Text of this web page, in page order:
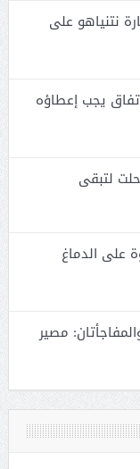
نتنياهو على
يجب إعطاؤه
لتبقى
على الدماغ
مصير